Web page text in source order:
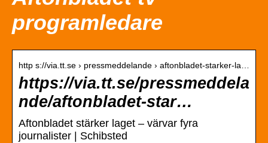
programledare
http s://via.tt.se › pressmeddelande › aftonbladet-starker-la…
https://via.tt.se/pressmeddela
nde/aftonbladet-star…
Aftonbladet stärker laget – värvar fyra
journalister | Schibsted